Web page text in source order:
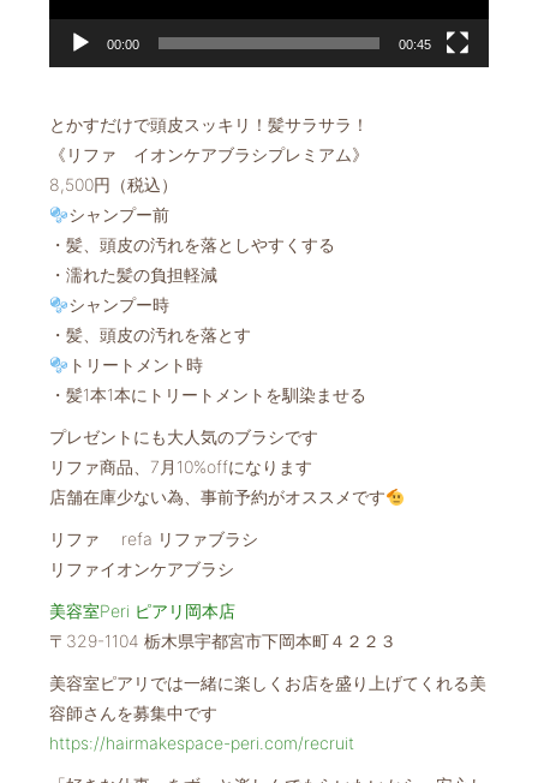
00:00 00:45
とかすだけで頭皮スッキリ！髪サラサラ！
《リファ イオンケアブラシプレミアム》
8,500円（税込）
シャンプー前
・髪、頭皮の汚れを落としやすくする
・濡れた髪の負担軽減
シャンプー時
・髪、頭皮の汚れを落とす
トリートメント時
・髪1本1本にトリートメントを馴染ませる
プレゼントにも大人気のブラシです
リファ商品、7月10%offになります
店舗在庫少ない為、事前予約がオススメです
リファ refa リファブラシ
リファイオンケアブラシ
美容室Peri ピアリ岡本店
〒329-1104 栃木県宇都宮市下岡本町４２２３
美容室ピアリでは一緒に楽しくお店を盛り上げてくれる美
容師さんを募集中です
https://hairmakespace-peri.com/recruit